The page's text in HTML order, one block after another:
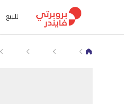
للبيع
شقق للايجار في الوكرة
قرية إزدان قرية